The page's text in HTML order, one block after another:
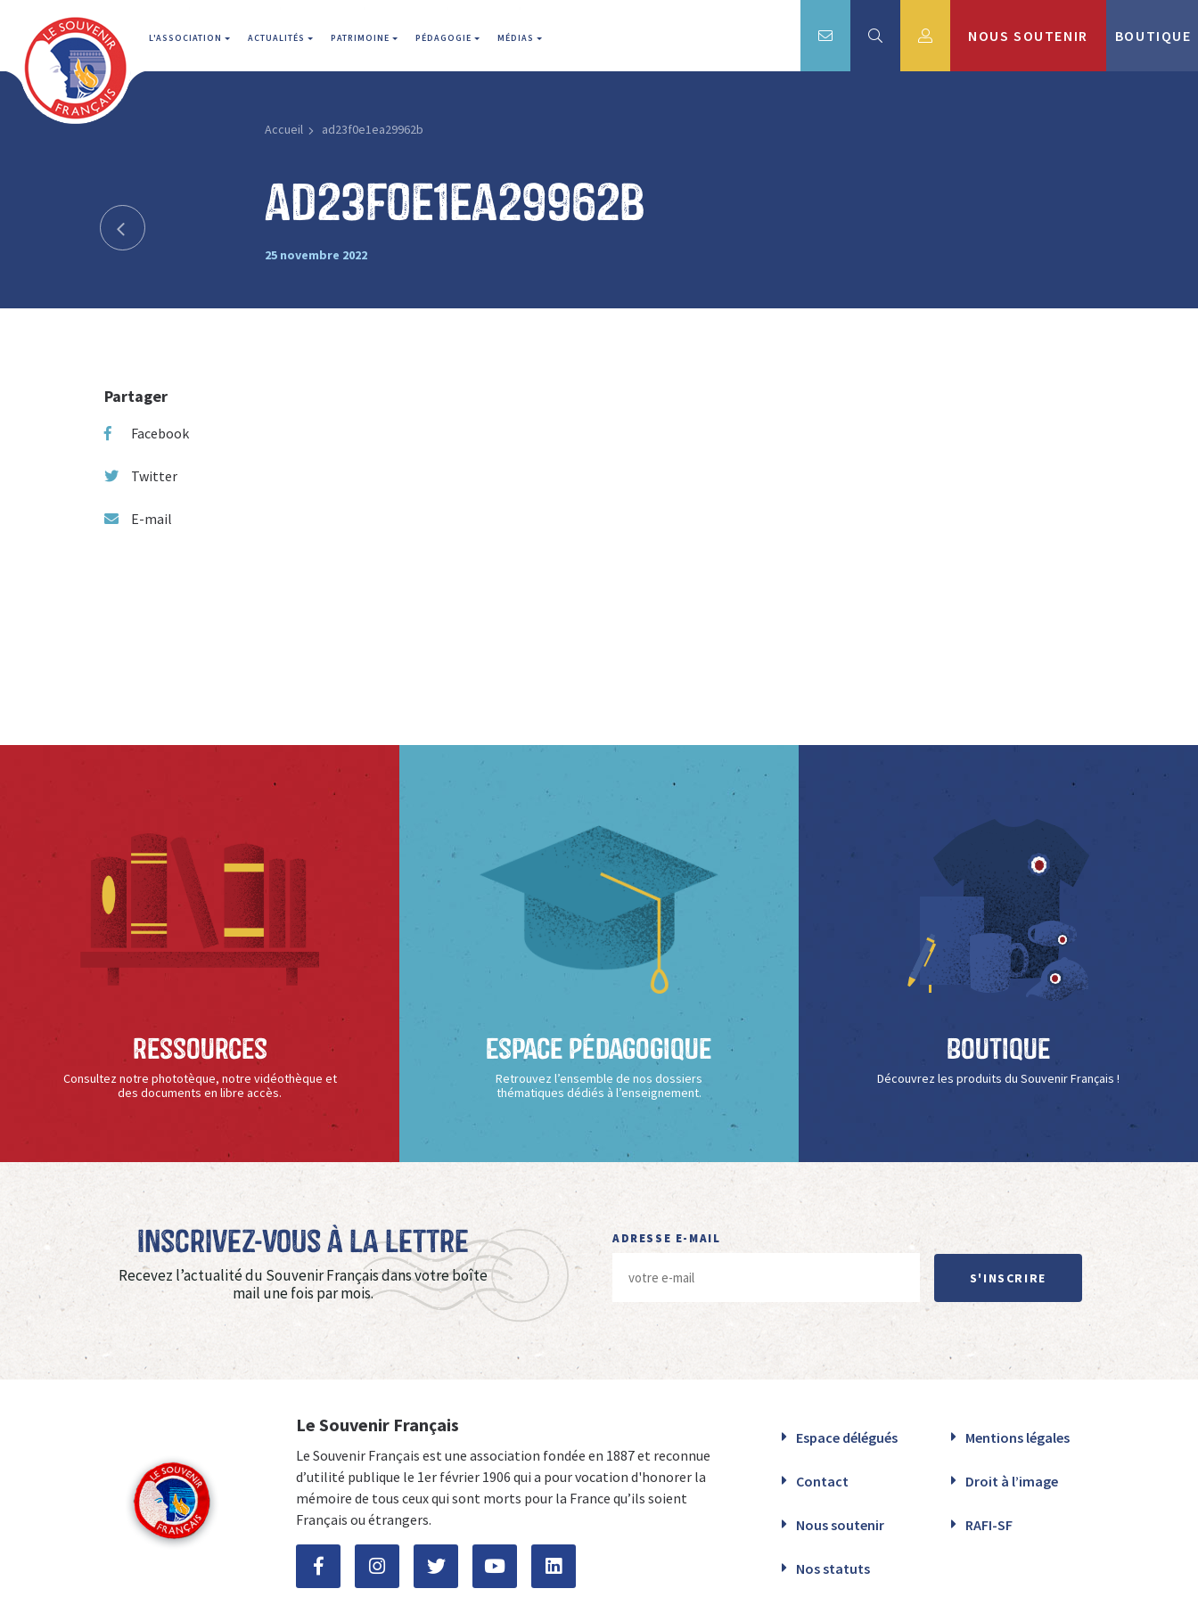
L'ASSOCIATION ACTUALITÉS PATRIMOINE PÉDAGOGIE MÉDIAS NOUS SOUTENIR BOUTIQUE
Accueil ad23f0e1ea29962b
ad23f0e1ea29962b
25 novembre 2022
Partager
Facebook
Twitter
E-mail
Ressources
Consultez notre phototèque, notre vidéothèque et
des documents en libre accès.
Espace Pédagogique
Retrouvez l’ensemble de nos dossiers
thématiques dédiés à l’enseignement.
Boutique
Découvrez les produits du Souvenir Français !
Inscrivez-vous à La Lettre
Recevez l’actualité du Souvenir Français dans votre boîte
mail une fois par mois.
ADRESSE E-MAIL
S'INSCRIRE
Le Souvenir Français
Le Souvenir Français est une association fondée en 1887 et reconnue
d’utilité publique le 1er février 1906 qui a pour vocation d'honorer la
mémoire de tous ceux qui sont morts pour la France qu’ils soient
Français ou étrangers.
Espace délégués Mentions légales
Contact Droit à l’image
Nous soutenir RAFI-SF
Nos statuts